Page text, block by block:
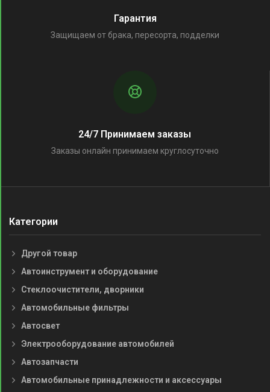
Гарантия
Защищаем от брака, пересорта, подделки
24/7 Принимаем заказы
Заказы онлайн принимаем круглосуточно
Категории
Другой товар
Автоинструмент и оборудование
Стеклоочистители, дворники
Автомобильные фильтры
Автосвет
Электрооборудование автомобилей
Автозапчасти
Автомобильные принадлежности и аксессуары